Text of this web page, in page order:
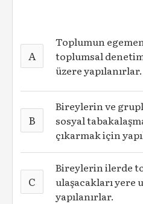
A
Toplumun
toplumsal
üzere yapılanırlar.
B
Bireylerin ve
sosyal
çıkarmak için
C
Bireylerin ilerde
ulaşacakları yere
yapılanırlar.